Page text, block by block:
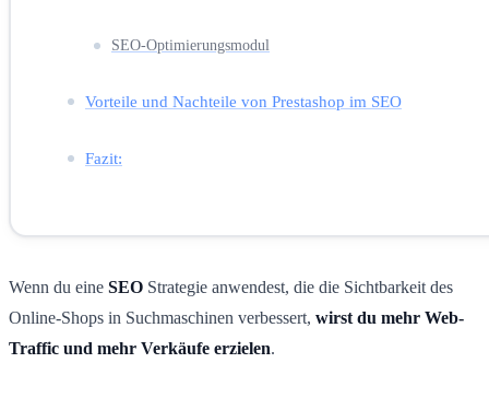
SEO-Optimierungsmodul
Vorteile und Nachteile von Prestashop im SEO
Fazit:
Wenn du eine SEO Strategie anwendest, die die Sichtbarkeit des
Online-Shops in Suchmaschinen verbessert, wirst du mehr Web-
Traffic und mehr Verkäufe erzielen.